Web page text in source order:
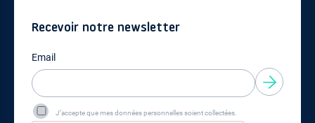
Recevoir notre newsletter
Email
J’accepte que mes données personnelles soient collectées.